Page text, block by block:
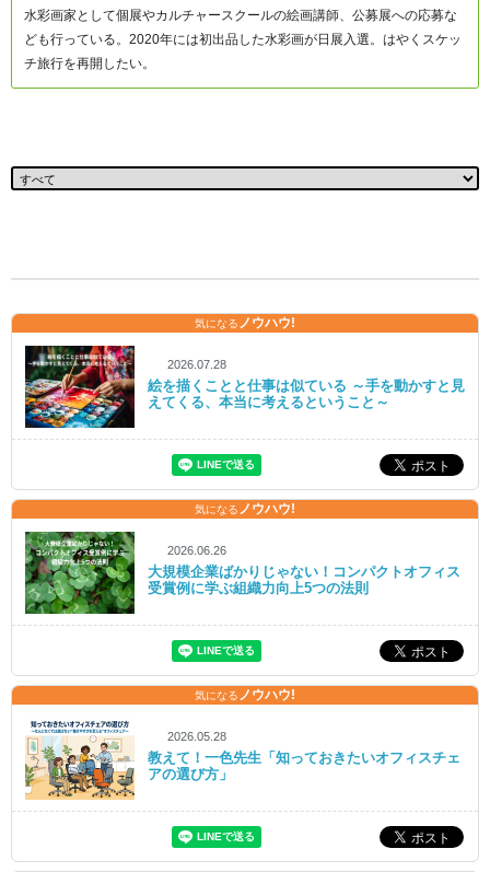
水彩画家として個展やカルチャースクールの絵画講師、公募展への応募な
ども行っている。2020年には初出品した水彩画が日展入選。はやくスケッ
チ旅行を再開したい。
気になるノウハウ!
2026.07.28
絵を描くことと仕事は似ている ～手を動かすと見
えてくる、本当に考えるということ～
気になるノウハウ!
2026.06.26
大規模企業ばかりじゃない！コンパクトオフィス
受賞例に学ぶ組織力向上5つの法則
気になるノウハウ!
2026.05.28
教えて！一色先生「知っておきたいオフィスチェ
アの選び方」